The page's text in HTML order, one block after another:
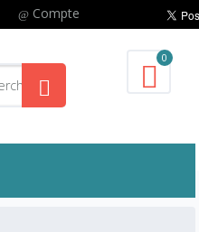
Compte
0